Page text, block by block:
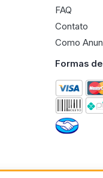
FAQ
Contato
Como
Formas